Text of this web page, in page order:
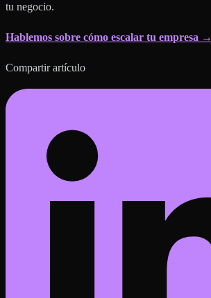
tu negocio.
Hablemos sobre cómo escalar tu empresa →
Compartir artículo